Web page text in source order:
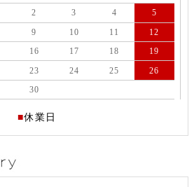
2 3 4
5
9 10 11
12
16 17 18
19
23 24 25
26
30
■休業日